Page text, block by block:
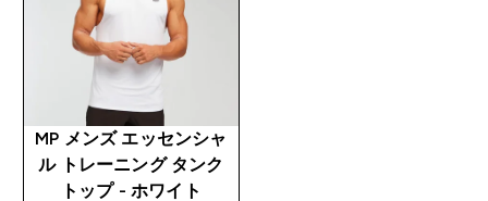
MP メンズ エッセンシャ
ル トレーニング タンク
トップ - ホワイト